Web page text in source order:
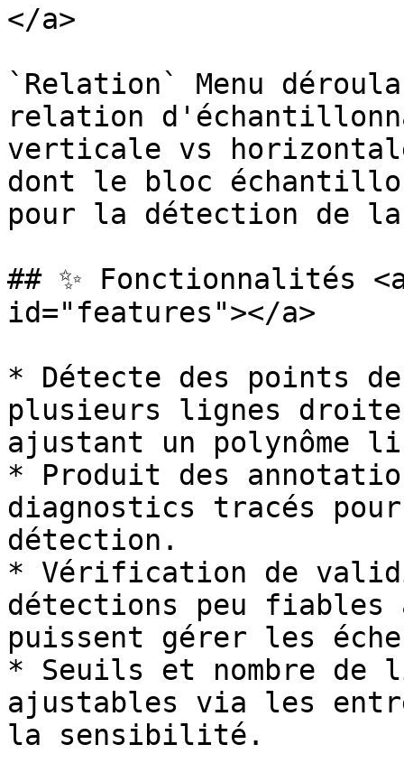
</a>
`Relation` Menu
relation
verticale vs
dont le bloc
pour la détection de
## ✨ Fonctionnalités
id="features"></a>
* Détecte des points
plusieurs lignes
ajustant un polynôme
* Produit des
diagnostics tracés
détection.
* Vérification de
détections peu
puissent gérer les
* Seuils et nombre de
ajustables via les
la sensibilité.